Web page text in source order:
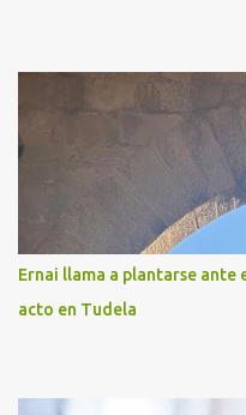
Ernai llama a plantarse ante
acto en Tudela